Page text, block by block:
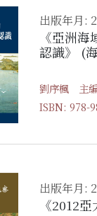
出版年月:
《亞洲
認識》 (
劉序楓 主
ISBN: 978-
出版年月:
《2012